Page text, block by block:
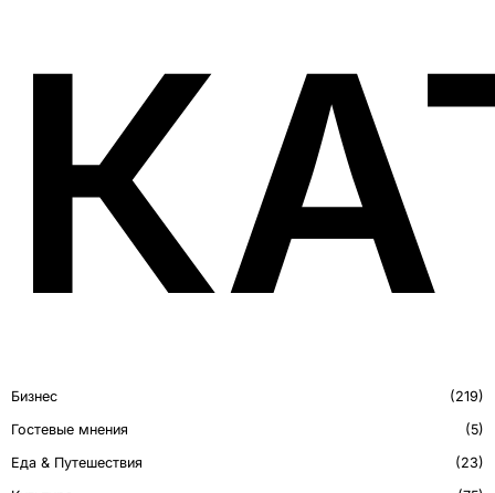
Бизнес
219
Гостевые мнения
5
Еда & Путешествия
23